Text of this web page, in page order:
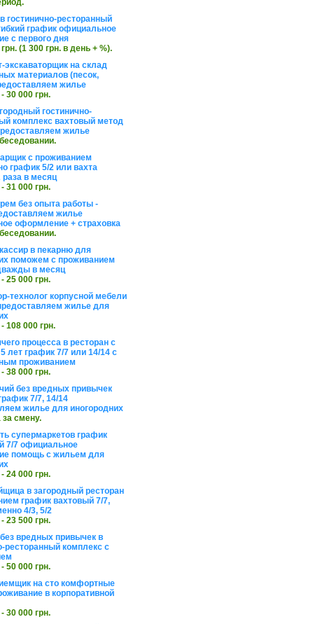
гостинично-ресторанный
график официальное
с первого дня
(1 300 грн. в день + %).
экскаваторщик на склад
материалов (песок,
жилье
30 000 грн.
гостинично-
комплекс вахтовый метод
жилье
с проживанием
график 5/2 или вахта
в месяц
31 000 грн.
без опыта работы -
жилье
оформление + страховка
в пекарню для
поможем с проживанием
в месяц
25 000 грн.
технолог корпусной мебели
жилье для
108 000 грн.
процесса в ресторан с
лет график 7/7 или 14/14 с
проживанием
38 000 грн.
без вредных привычек
7/7, 14/14
жилье для иногородних
за смену.
супермаркетов график
7/7 официальное
помощь с жильем для
24 000 грн.
в загородный ресторан
график вахтовый 7/7,
4/3, 5/2
23 500 грн.
вредных привычек в
ресторанный комплекс с
50 000 грн.
на сто комфортные
в корпоративной
30 000 грн.